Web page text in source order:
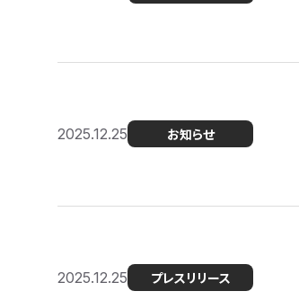
2025.12.25 お知らせ
2025.12.25 プレスリリース